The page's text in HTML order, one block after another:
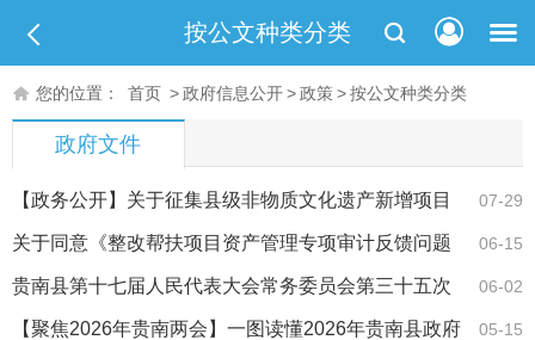
按公文种类分类
您的位置： 首页 >政府信息公开>政策>按公文种类分类
政府文件
07-29
【政务公开】关于征集县级非物质文化遗产新增项目
及县级传承人… 06-15
关于同意《整改帮扶项目资产管理专项审计反馈问题
自查数据的请… 06-02
贵南县第十七届人民代表大会常务委员会第三十五次
会议关于批准… 05-15
【聚焦2026年贵南两会】一图读懂2026年贵南县政府